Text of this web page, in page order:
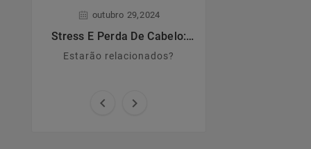
outubro 29, 2024
Stress E Perda De Cabelo:
Estarão relacionados?
 